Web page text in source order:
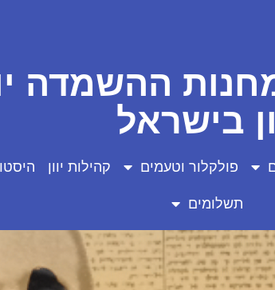
מחנות ההשמדה
בישראל
פולקלור וטעמים קהילות יוון
תשלומים